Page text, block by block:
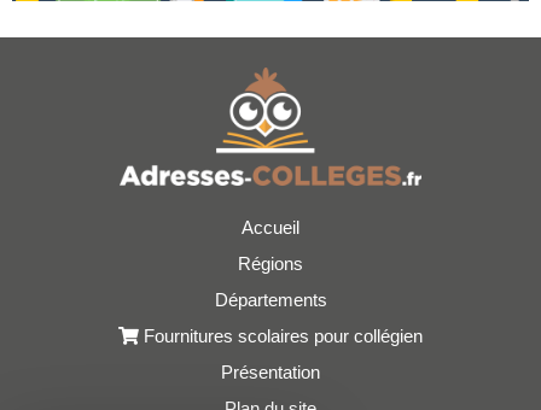
Accueil
Régions
Départements
Fournitures scolaires pour collégien
Présentation